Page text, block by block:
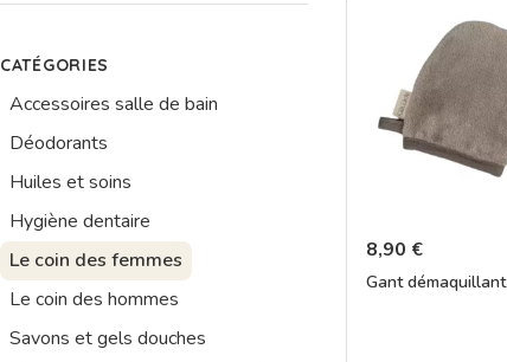
CATÉGORIES
Accessoires salle de bain
Déodorants
Huiles et soins
Hygiène dentaire
Le coin des femmes
Le coin des hommes
Savons et gels douches
8,90 €
Gant démaquillant